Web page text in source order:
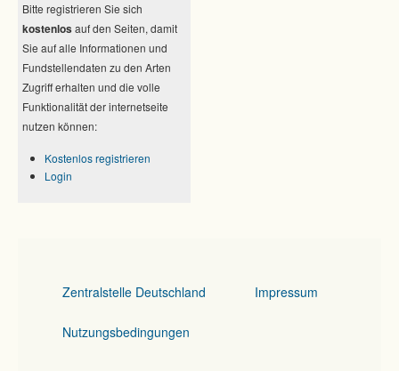
Bitte registrieren Sie sich
kostenlos auf den Seiten, damit
Sie auf alle Informationen und
Fundstellendaten zu den Arten
Zugriff erhalten und die volle
Funktionalität der internetseite
nutzen können:
Kostenlos registrieren
Login
Zentralstelle Deutschland Impressum
Nutzungsbedingungen